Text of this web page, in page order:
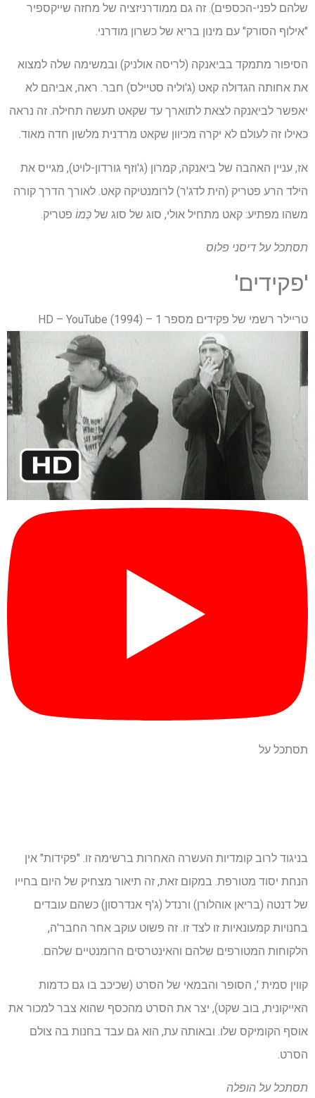
שלהם לפני-הכספים). זה גם ממודרניזציה של מחזה שייקספיר
"אילוף הסורק" עם מינון בריא של כשרון מודרני.
הסיפור מתמקד בביאנקה (לריסה אולניק) ובמשימה שלה למצוא
את אחותה הגדולה קאט (ג'וליה סטיילס) חבר. ראה, אביהם לא
יאפשר לביאנקה לצאת לתוארך עד שקאט תעשה תחילה. זה נראה
כאילו זה לעולם לא יקרה מכיוון שקאט מרדנית מלשון חדה מאוד.
אז, עניין האהבה של ביאנקה, קמרון (ג'וזף גורדון-לויט), מגייס את
הילד הרע פטריק (הית לדג'ר) לרומנטיקה קאט. לאורך הדרך קורה
משהו מפתיע: קאט מתחיל אולי, סוג של סוג של כְּמוֹ פטריק.
תסתכל עלדיסני פלוס
'פקידים'
טריילר רשמי של פקידים מספר 1 – (1994) HD – YouTube
תסתכל על
בניגוד לרוב קומדיות העשרה האחרות ברשימה זו. "פקידות" אין
הנחת יסוד מטורפת. במקום זאת, זה תיאור מצחיק של היום בחייו
של דנטה (בריאן אוהלורן) ורנדל (ג'ף אנדרסון) כשהם עובדים
בחנויות קמעונאיות זו לצד זו. זה פשוט עוקב אחר החבר'ה,
הלקוחות המטורפים שלהם והאינטרסים הרומנטיים שלהם.
קווין סמית ', הסופר והבמאי של הסרט (שכיכב בו גם כדמות
האייקונית, בוב שקט), יצר את הסרט מהכסף שהוא צבר למכור את
אוסף הקומיקס שלו. ובאותה עת, הוא גם עבד בחנות בה צולם
הסרט.
תסתכל על הופלה